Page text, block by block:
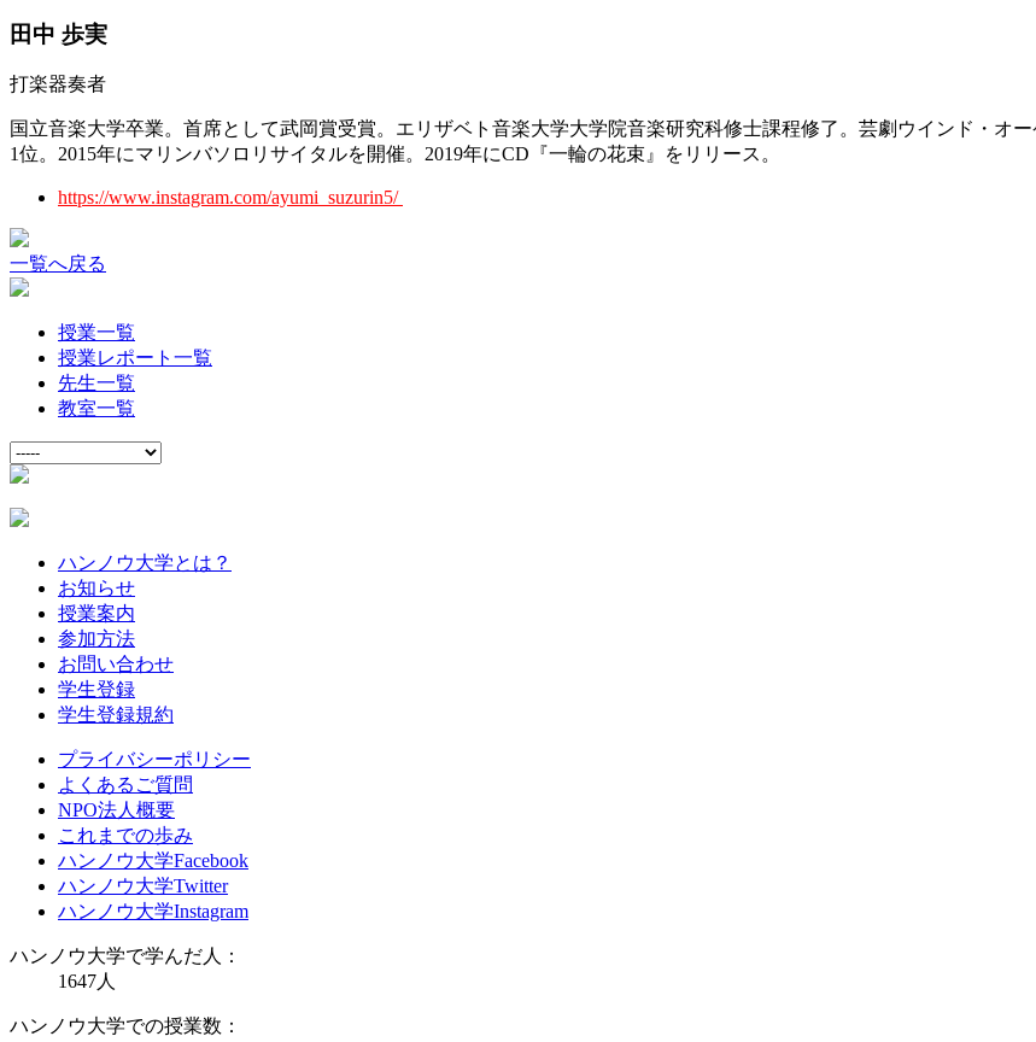
田中 歩実
打楽器奏者
国立音楽大学卒業。首席として武岡賞受賞。エリザベト音楽大学大学院音楽研究科修士課程修了。芸劇ウインド・オ
1位。2015年にマリンバソロリサイタルを開催。2019年にCD『一輪の花束』をリリース。
https://www.instagram.com/ayumi_suzurin5/
一覧へ戻る
授業一覧
授業レポート一覧
先生一覧
教室一覧
ハンノウ大学とは？
お知らせ
授業案内
参加方法
お問い合わせ
学生登録
学生登録規約
プライバシーポリシー
よくあるご質問
NPO法人概要
これまでの歩み
ハンノウ大学Facebook
ハンノウ大学Twitter
ハンノウ大学Instagram
ハンノウ大学で学んだ人：
1647人
ハンノウ大学での授業数：